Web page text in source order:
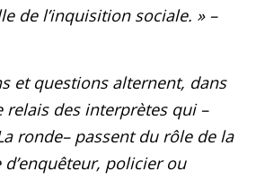
de l’inquisition sociale. » –
et questions alternent, dans
relais des interprètes qui –
ronde– passent du rôle de la
policier ou